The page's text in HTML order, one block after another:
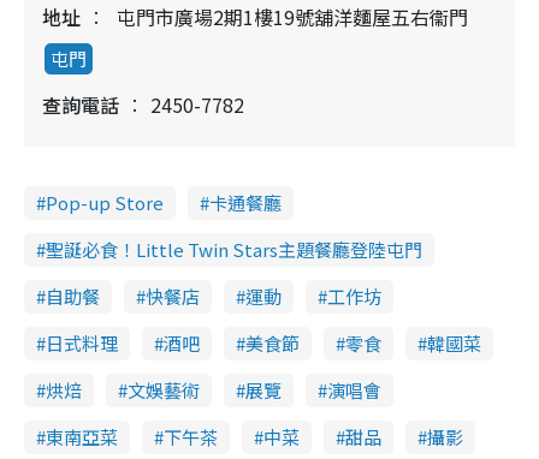
地址
屯門市廣場2期1樓19號舖洋麵屋五右衞門
屯門
查詢電話 2450-7782
Pop-up Store
卡通餐廳
聖誕必食！Little Twin Stars主題餐廳登陸屯門
自助餐
快餐店 運動
工作坊
日式料理
酒吧 美食節 零食
韓國菜
烘焙
文娛藝術 展覽
演唱會
東南亞菜
下午茶 中菜 甜品 攝影